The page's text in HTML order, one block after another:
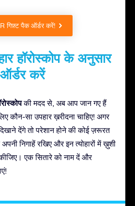
गिफ़्ट पैक ऑर्डर करें!
हॉरोस्कोप के अनुसार
करें
की मदद से, अब आप जान गए हैं
कौन-सा उपहार ख़रीदना चाहिए! अगर
देंगे तो परेशान होने की कोई ज़रूरत
निगाहें रखिए और इन त्योहारों में ख़ुशी
एक सितारे को नाम दें और